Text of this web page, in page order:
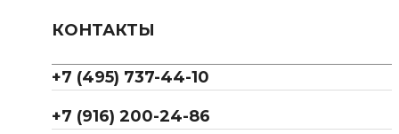
КОНТАКТЫ
+7 (495) 737-44-10
+7 (916) 200-24-86